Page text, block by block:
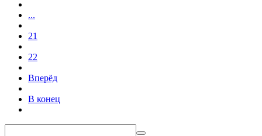
...
21
22
Вперёд
В конец